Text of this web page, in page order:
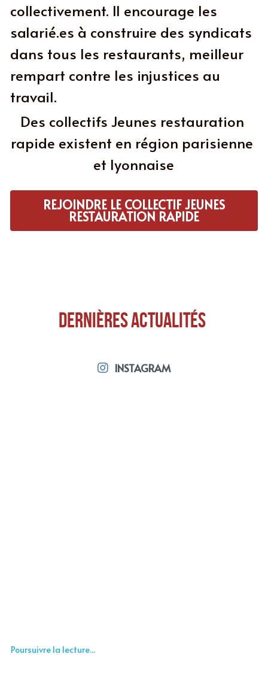
collectivement. Il encourage les
salarié.es à construire des syndicats
dans tous les restaurants, meilleur
rempart contre les injustices au
travail.
Des collectifs Jeunes restauration
rapide existent en région parisienne
et lyonnaise
REJOINDRE LE COLLECTIF JEUNES
RESTAURATION RAPIDE
Dernières actualités
INSTAGRAM
Poursuivre la lecture...